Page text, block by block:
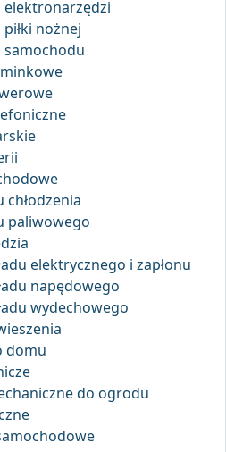
elektronarzędzi
nożnej
samochodu
chłodzenia
paliwowego
elektrycznego i zapłonu
napędowego
wydechowego
domu
do ogrodu